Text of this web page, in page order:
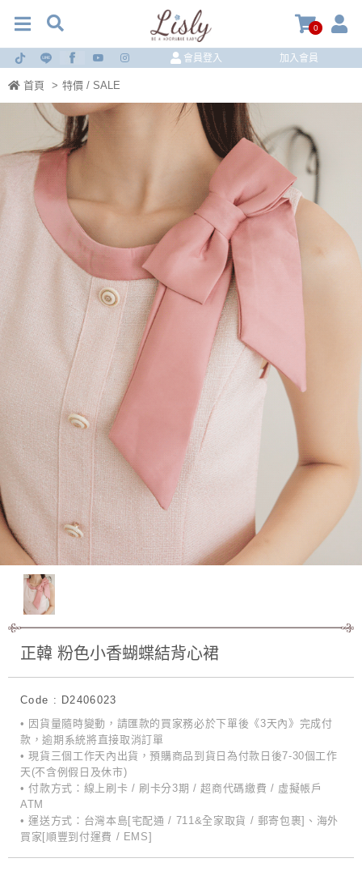
0
會員登入 加入會員
首頁 > 特價 / SALE
正韓 粉色小香蝴蝶結背心裙
Code : D2406023
• 因貨量隨時變動，請匯款的買家務必於下單後《3天內》完成付
款，逾期系統將直接取消訂單
• 現貨三個工作天內出貨，預購商品到貨日為付款日後7-30個工作
天(不含例假日及休市)
• 付款方式：線上刷卡 / 刷卡分3期 / 超商代碼繳費 / 虛擬帳戶
ATM
• 運送方式：台灣本島[宅配通 / 711&全家取貨 / 郵寄包裹]、海外
買家[順豐到付運費 / EMS]